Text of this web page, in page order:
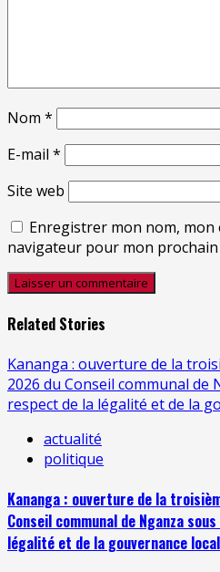
Nom *
E-mail *
Site web
Enregistrer mon nom, mon
navigateur pour mon
Related Stories
Kananga : ouverture de la
2026 du Conseil communal de
respect de la légalité et de la
actualité
politique
Kananga : ouverture de la
Conseil communal de Nganza
légalité et de la gouvernance